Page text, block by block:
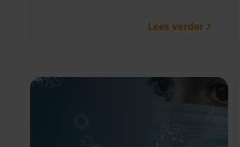
financieringsregelingen. Kan innovatie
Lees verder